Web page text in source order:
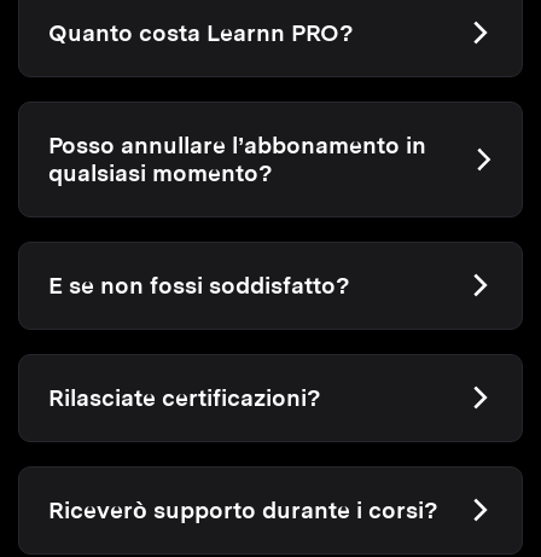
Quanto costa Learnn PRO?
Posso annullare l’abbonamento in
qualsiasi momento?
E se non fossi soddisfatto?
Rilasciate certificazioni?
Riceverò supporto durante i corsi?